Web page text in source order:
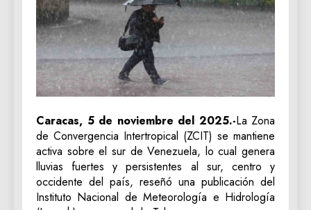
Caracas, 5 de noviembre del 2025.-La Zona
de Convergencia Intertropical (ZCIT) se mantiene
activa sobre el sur de Venezuela, lo cual genera
lluvias fuertes y persistentes al sur, centro y
occidente del país, reseñó una publicación del
Instituto Nacional de Meteorología e Hidrología